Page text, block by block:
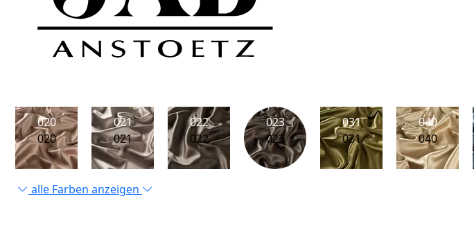
020
020
021
021
022
022
023
023
031
031
040
040
alle Farben anzeigen